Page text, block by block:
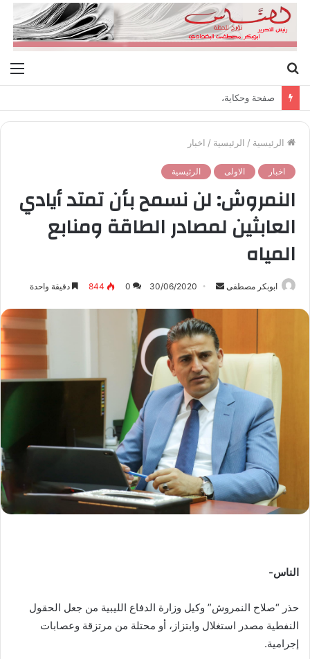
عن
صفحة وحكاية،
الرئيسية / الرئيسية / اخبار
اخبار الاولى الرئيسية
النمروش: لن نسمح بأن تمتد أيادي
العابثين لمصادر الطاقة ومنابع
المياه
ابوبكر مصطفى
ل
ب
ر
ي
د
ا
ك
ت
ر
30/06/2020
0
844 دقيقة واحدة
الناس-
حذر “صلاح النمروش” وكيل وزارة الدفاع الليبية من جعل الحقول
النفطية مصدر استغلال وابتزاز، أو محتلة من مرتزقة وعصابات
إجرامية.